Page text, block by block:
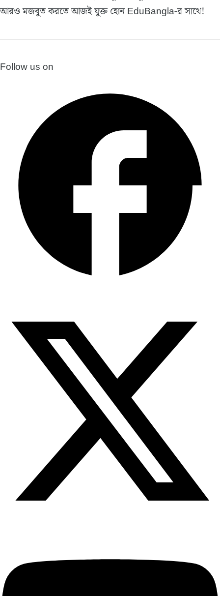
আরও মজবুত করতে আজই যুক্ত হোন EduBangla-র সাথে!
Follow us on